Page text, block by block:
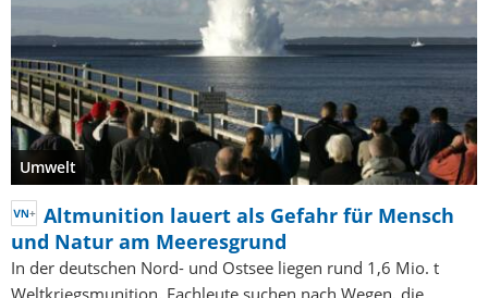
Umwelt
Altmunition lauert als Gefahr für Mensch
und Natur am Meeresgrund
In der deutschen Nord- und Ostsee liegen rund 1,6 Mio. t